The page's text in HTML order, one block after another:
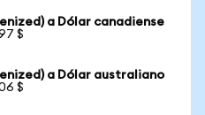
a Dólar canadiense
$
a Dólar australiano
$